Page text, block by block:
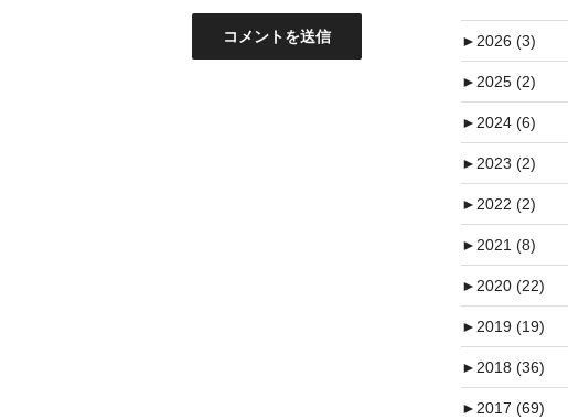
►2026 (3)
►2025 (2)
►2024 (6)
►2023 (2)
►2022 (2)
►2021 (8)
►2020 (22)
►2019 (19)
►2018 (36)
►2017 (69)